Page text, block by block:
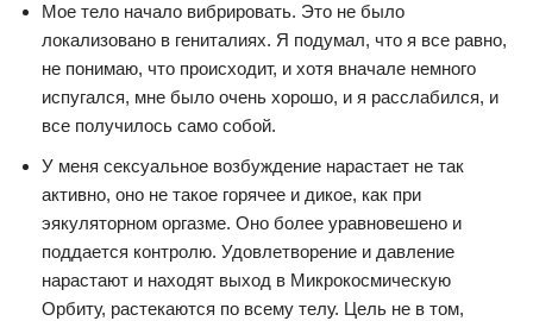
Мое тело начало вибрировать. Это не было
локализовано в гениталиях. Я подумал, что я все равно,
не понимаю, что происходит, и хотя вначале немного
испугался, мне было очень хорошо, и я расслабился, и
все получилось само собой.
У меня сексуальное возбуждение нарастает не так
активно, оно не такое горячее и дикое, как при
эякуляторном оргазме. Оно более уравновешено и
поддается контролю. Удовлетворение и давление
нарастают и находят выход в Микрокосмическую
Орбиту, растекаются по всему телу. Цель не в том,